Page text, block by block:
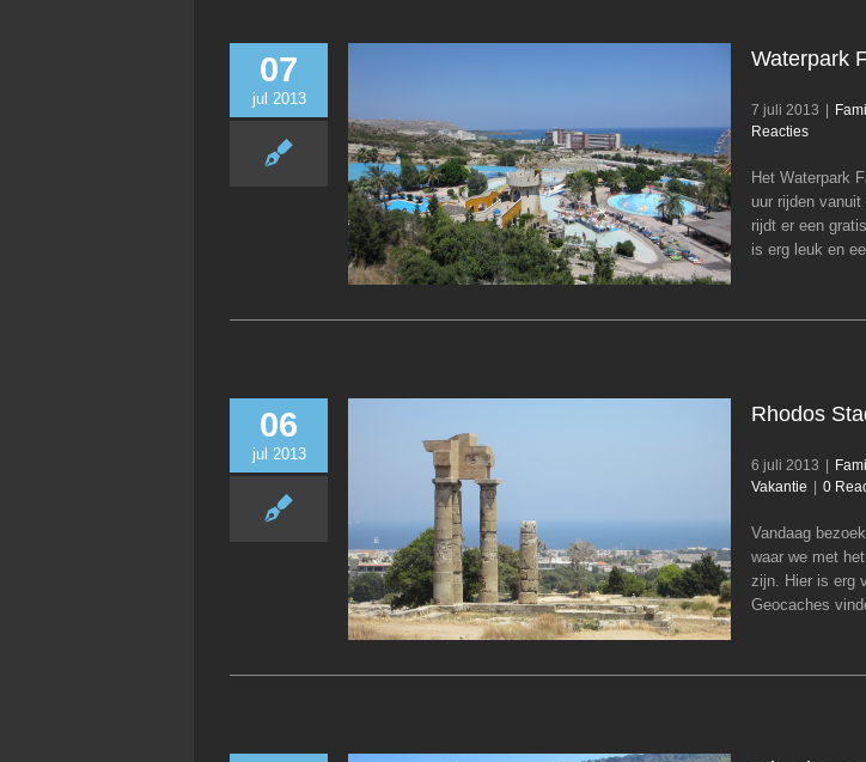
07
jul 2013
Waterpark
7 juli 2013
Reacties
Het Waterpark
uur rijden
rijdt er een
is erg leuk en
06
jul 2013
Familie
Rhodos
6 juli 2013 |
Vakantie | 0
Vandaag
waar we met
zijn. Hier is erg
Geocaches